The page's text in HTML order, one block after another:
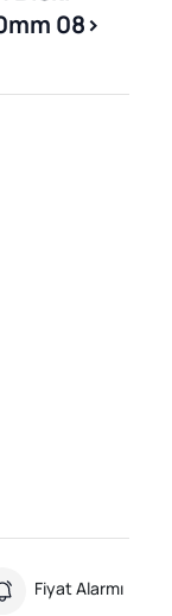
08>
Fiyat Alarmı